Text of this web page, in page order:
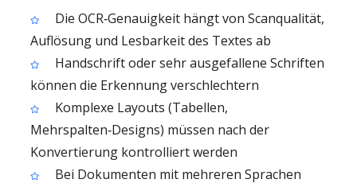
Die OCR‑Genauigkeit hängt von Scanqualität,
Auflösung und Lesbarkeit des Textes ab
Handschrift oder sehr ausgefallene Schriften
können die Erkennung verschlechtern
Komplexe Layouts (Tabellen,
Mehrspalten‑Designs) müssen nach der
Konvertierung kontrolliert werden
Bei Dokumenten mit mehreren Sprachen